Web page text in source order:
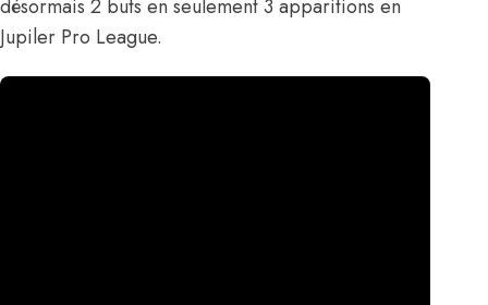
désormais 2 buts en seulement 3 apparitions en
Jupiler Pro League.